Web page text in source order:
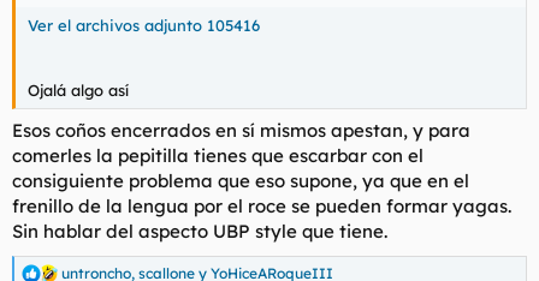
Ver el archivos adjunto 105416
Ojalá algo así
Esos coños encerrados en sí mismos apestan, y para
comerles la pepitilla tienes que escarbar con el
consiguiente problema que eso supone, ya que en el
frenillo de la lengua por el roce se pueden formar yagas.
Sin hablar del aspecto UBP style que tiene.
untroncho, scallone y YoHiceARoqueIII